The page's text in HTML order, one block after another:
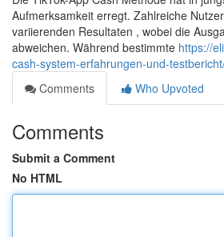
Aufmerksamkeit erregt. Zahlreiche
variierenden Resultaten , wobei die
abweichen. Während bestimmte https://
cash-system-erfahrungen-und-
Comments
Who Upvoted
Comments
Submit a Comment
No HTML